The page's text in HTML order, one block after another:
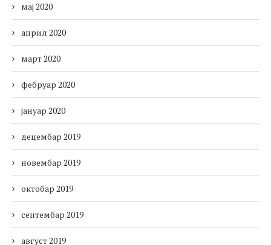
мај 2020
април 2020
март 2020
фебруар 2020
јануар 2020
децембар 2019
новембар 2019
октобар 2019
септембар 2019
август 2019